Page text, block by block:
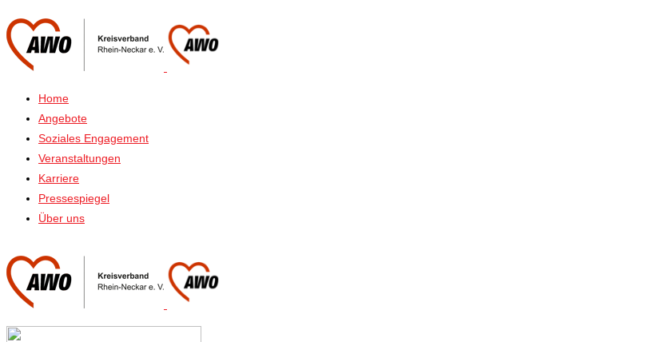
Home
Angebote
Soziales Engagement
Veranstaltungen
Karriere
Pressespiegel
Über uns